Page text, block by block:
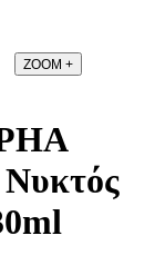
ZOOM +